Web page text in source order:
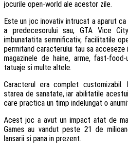
jocurile open-world ale acestor zile.
Este un joc inovativ intrucat a aparut
a predecesorului sau, GTA Vice
imbunatatita semnificativ, facilitatile
permitand caracterului tau sa
magazinele de haine, arme, fast-
tatuaje si multe altele.
Caracterul era complet
starea de sanatate, iar abilitatile
care practica un timp indelungat o
Acest joc a avut un impact atat de
Games au vandut peste 21 de
lansarii si pana in prezent.